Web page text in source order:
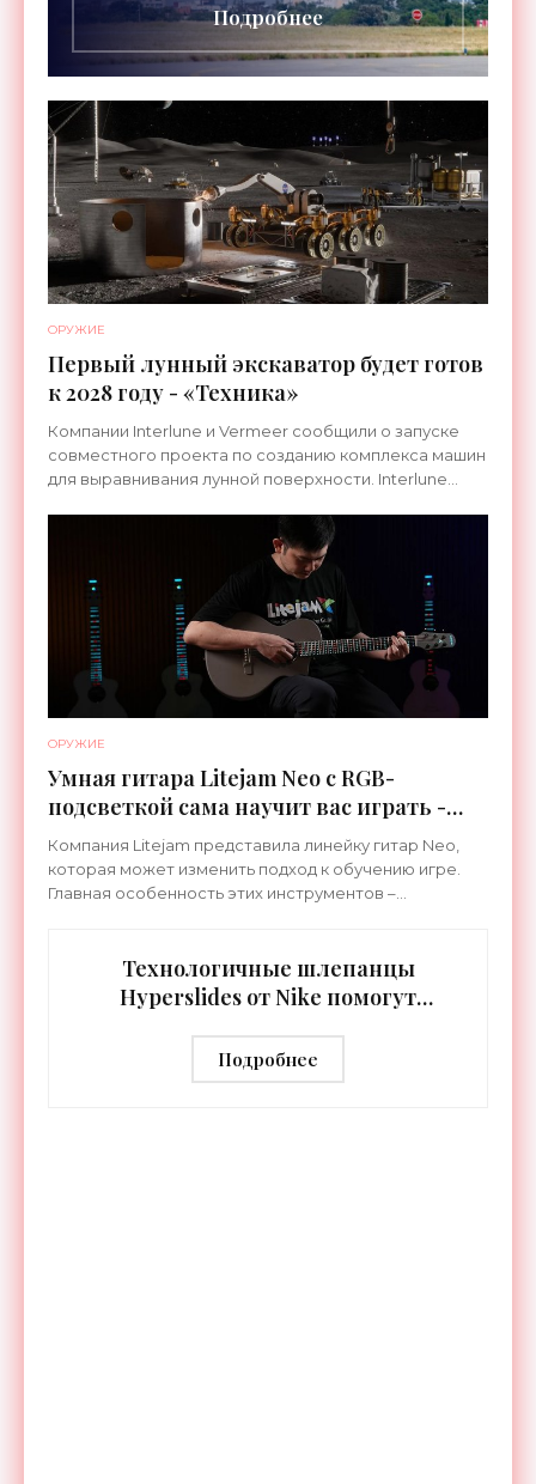
Подробнее
ОРУЖИЕ
Первый лунный экскаватор будет готов
к 2028 году - «Техника»
Компании Interlune и Vermeer сообщили о запуске
совместного проекта по созданию комплекса машин
для выравнивания лунной поверхности. Interlune
ОРУЖИЕ
Умная гитара Litejam Neo с RGB-
подсветкой сама научит вас играть -
«Гаджеты»
Компания Litejam представила линейку гитар Neo,
которая может изменить подход к обучению игре.
Главная особенность этих инструментов –
Технологичные шлепанцы
Hyperslides от Nike помогут
тренировки - «Гаджеты»
Подробнее